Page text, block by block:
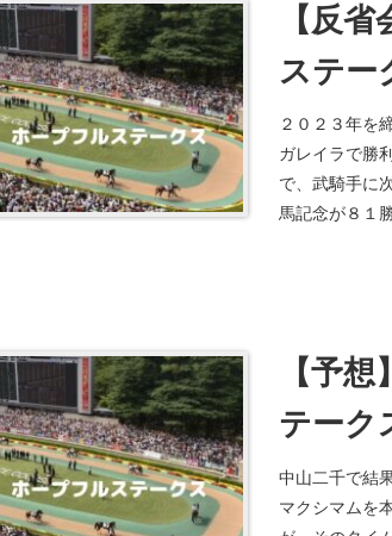
【反
ステー
２０２３年を
ガレイラで勝
で、武騎手に
馬記念が８１
【予
テーク
中山二千で結
マクシマムを